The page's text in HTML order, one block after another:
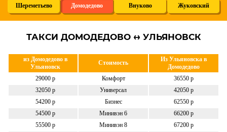
Шереметьево Домодедово Внуково Жуковский
ТАКСИ ДОМОДЕДОВО ↔ УЛЬЯНОВСК
из Домодедово в
Ульяновск
Стоимость
Из Ульяновска в
Домодедово
29000 р
Комфорт
36550 р
32050 р
Универсал
42050 р
54200 р
Бизнес
62550 р
54500 р
Минивэн 6
66200 р
55500 р
Минивэн 8
67200 р